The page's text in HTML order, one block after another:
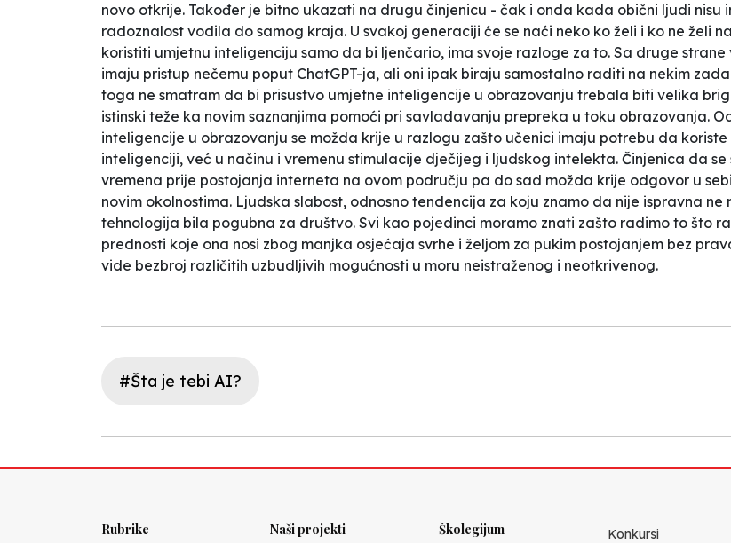
novo otkrije. Također je bitno ukazati na drugu činjenicu - čak i onda kada obični ljudi nisu
radoznalost vodila do samog kraja. U svakoj generaciji će se naći neko ko želi i ko ne želi
koristiti umjetnu inteligenciju samo da bi ljenčario, ima svoje razloge za to. Sa druge
imaju pristup nečemu poput ChatGPT-ja, ali oni ipak biraju samostalno raditi na nekim
toga ne smatram da bi prisustvo umjetne inteligencije u obrazovanju trebala biti velika
istinski teže ka novim saznanjima pomoći pri savladavanju prepreka u toku obrazovanja.
inteligencije u obrazovanju se možda krije u razlogu zašto učenici imaju potrebu da
inteligenciji, već u načinu i vremenu stimulacije dječijeg i ljudskog intelekta. Činjenica da
vremena prije postojanja interneta na ovom području pa do sad možda krije odgovor u
novim okolnostima. Ljudska slabost, odnosno tendencija za koju znamo da nije ispravna
tehnologija bila pogubna za društvo. Svi kao pojedinci moramo znati zašto radimo to što
prednosti koje ona nosi zbog manjka osjećaja svrhe i željom za pukim postojanjem bez
vide bezbroj različitih uzbudljivih mogućnosti u moru neistraženog i neotkrivenog.
#Šta je tebi AI?
Rubrike Naši projekti Školegijum Konkursi